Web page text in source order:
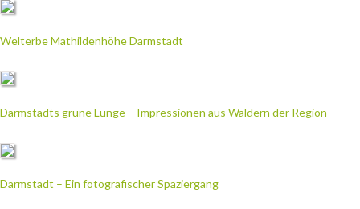
Welterbe Mathildenhöhe Darmstadt
Darmstadts grüne Lunge – Impressionen aus Wäldern der Region
Darmstadt – Ein fotografischer Spaziergang